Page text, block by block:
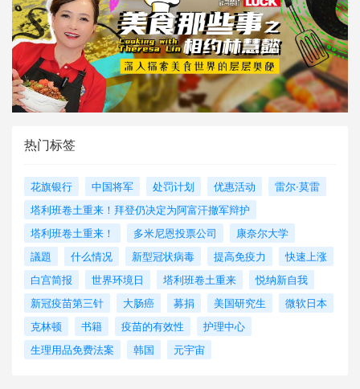
热门标签
花旗银行 中国将军 处罚计划 优惠活动
雷尔·莫雷
塔利班卷土重来！拜登仍决定为阿富汗撤军辩护
塔利班卷土重来！
多米尼恩投票公司
康奈尔大学
議題
什么情况 新型冠状病毒 提高免疫力
快速上涨
白宫简报
世界环境日 塔利班卷土重来
悦纳新自我
新冠疫苗第三针
大肠癌 募捐 美国研究生
微软日本
克林顿
书籍 疫苗的有效性
护理中心
生理用品免费法案
韩国 元宇宙